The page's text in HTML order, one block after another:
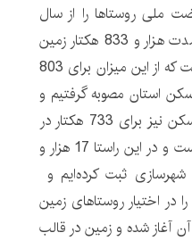
ملی روستاها را از سال
گذشته شروع کردیم و در این مدت هزار و 833 هکتار زمین
در 169 روستا شناسایی شده است که از این میزان برای 803
مسکن استان مصوبه گرفتیم و
همچنین کمیته تسریع بنیاد مسکن نیز برای 733 هکتار در
51 روستا مصوبات صادر کرده است و در این راستا 17 هزار و
شهرسازی ثبت کرده‌ایم و
در اختیار روستاهای زمین
آغاز شده و زمین در قالب